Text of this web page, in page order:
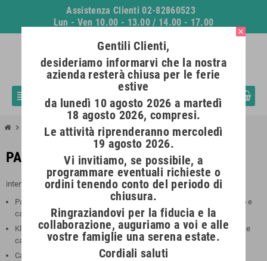
Assistenza Clienti 02-82860523
Lun - Ven 10.00 - 13.00 / 14.00 - 17.00
view_headline person
chevron_right Pagamento sicuro
PAGAMENTO SICURO
interteria.it offre sistemi di pagamento sicuri e affidabili :
PayPal Paga in 3 Rate ( fino a 2000€ ) carte accettate : carte di debito e
carte di credito ( no prepagate )
Klarna Paga in 3 Rate ( fino a 3000€ ) carte accettate : carte di debito e
carte di credito ( no prepagate )
Carte di Credito :Visa,Mastercard,Maestro,Amex
close
Gentili Clienti,
desideriamo informarvi che la nostra
azienda resterà chiusa per le ferie
estive
da lunedì 10 agosto 2026 a martedì
18 agosto 2026, compresi.
Le attività riprenderanno mercoledì
19 agosto 2026.
Vi invitiamo, se possibile, a
programmare eventuali richieste o
ordini tenendo conto del periodo di
chiusura.
Ringraziandovi per la fiducia e la
collaborazione, auguriamo a voi e alle
vostre famiglie una serena estate.
Cordiali saluti